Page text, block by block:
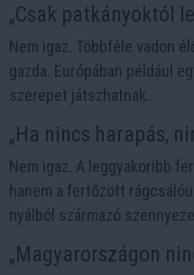
„Csak patkányoktól
Nem igaz. Többféle vadon
gazda. Európában például
szerepet játszhatnak.
„Ha nincs harapás,
Nem igaz. A leggyakoribb
hanem a fertőzött
nyálból származó
„Magyarországon